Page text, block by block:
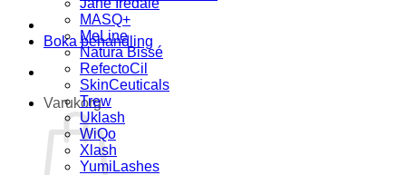
Boka behandling
Varukorg
Jane Iredale
MASQ+
MeLine
Natura Bissé
RefectoCil
SkinCeuticals
Trew
Uklash
WiQo
Xlash
YumiLashes